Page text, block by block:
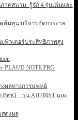
ภาคสนาม: รู้จัก 4 รุ่นเด่นและ
ต้นทุน บริหารจัดการง่าย
มพิวเตอร์ประสิทธิภาพสูง
PLAUD NOTE PRO
งผลทางการแพทย์
– รุ่น AH700ST และ
สดงผล